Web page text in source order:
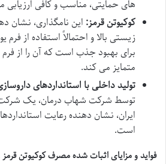
های حمایتی، مناسب و کافی
کوکیوتن قرمز: این نامگذاری، نشان
زیستی بالا و احتمالاً استفاده از فرم
برای بهبود جذب است که آن را از فرم
متمایز می کند.
تولید داخلی با استانداردهای
توسط شرکت شهاب درمان، یک شرکت
ایران، نشان دهنده رعایت
است.
فواید و مزایای اثبات شده مصرف کوکیوتن قرمز